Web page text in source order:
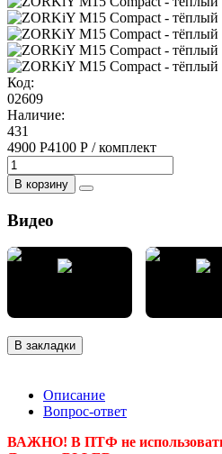
Код:
02609
Наличие:
431
4900 Р4100 Р / комплект
В корзину
Видео
В закладки
Описание
Вопрос-ответ
ВАЖНО! В ПТФ не